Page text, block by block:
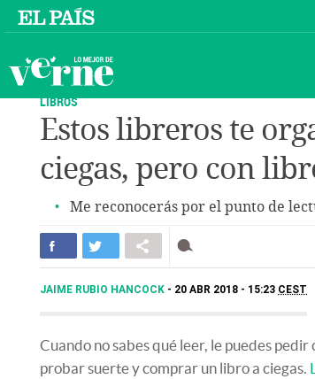
LIBROS
Estos libreros te
ciegas, pero con
Me reconocerás por el punto de
JAIME RUBIO HANCOCK 20 ABR 2018 - 15:23 CEST
Cuando no sabes qué leer, le puedes
probar suerte y comprar un libro a ciegas.